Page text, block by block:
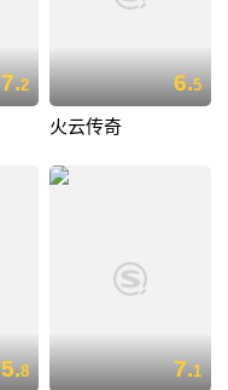
7.2 6.5
火云传奇
5.8 7.1